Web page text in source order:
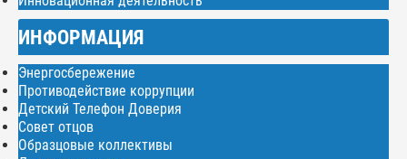
ИНФОРМАЦИЯ
Энергосбережение
Противодействие коррупции
Детский Телефон Доверия
Совет отцов
Образцовые коллективы